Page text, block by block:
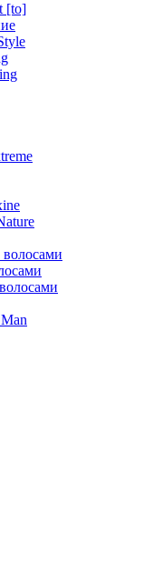
[to]
волосами